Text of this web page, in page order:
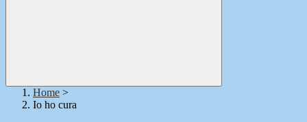
Home >
Io ho cura